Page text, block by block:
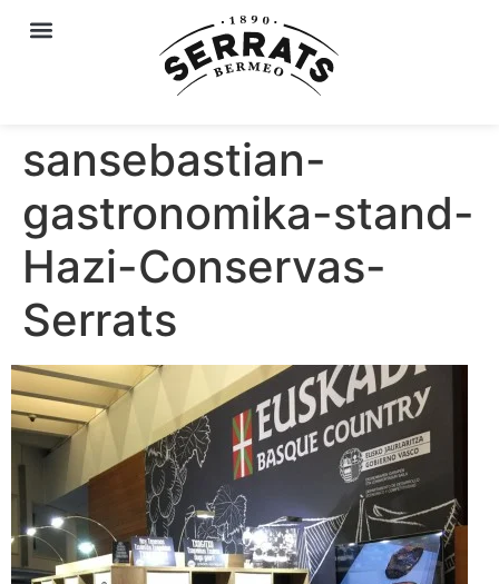
sansebastian-
gastronomika-stand-
Hazi-Conservas-
Serrats